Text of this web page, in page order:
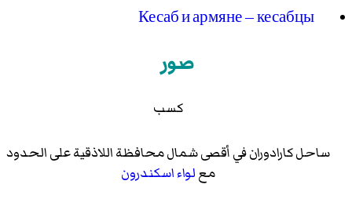
Кесаб и армяне — кесабцы
صور
كسب
ساحل كارادوران في أقصى شمال محافظة اللاذقية على الحدود
معلواء اسكندرون